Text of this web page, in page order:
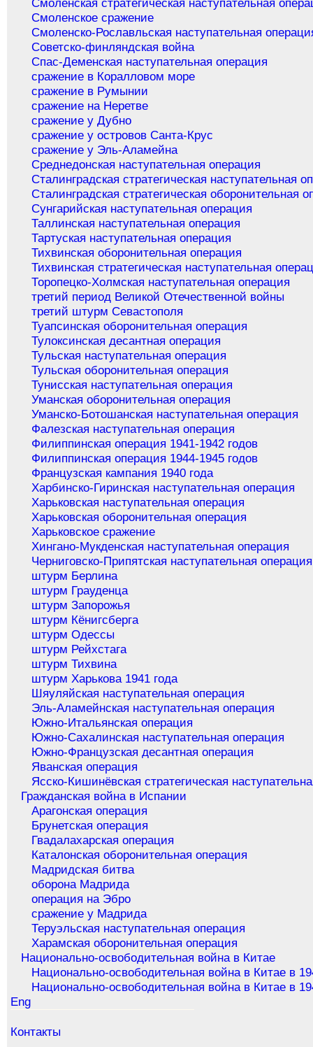
Смоленская стратегическая наступательная
Смоленское сражение
Смоленско-Рославльская наступательная
Советско-финляндская война
Спас-Деменская наступательная операция
сражение в Коралловом море
сражение в Румынии
сражение на Неретве
сражение у Дубно
сражение у островов Санта-Крус
сражение у Эль-Аламейна
Среднедонская наступательная операция
Сталинградская стратегическая наступательная
Сталинградская стратегическая оборонительная
Сунгарийская наступательная операция
Таллинская наступательная операция
Тартуская наступательная операция
Тихвинская оборонительная операция
Тихвинская стратегическая наступательная
Торопецко-Холмская наступательная операция
третий период Великой Отечественной войны
третий штурм Севастополя
Туапсинская оборонительная операция
Тулоксинская десантная операция
Тульская наступательная операция
Тульская оборонительная операция
Тунисская наступательная операция
Уманская оборонительная операция
Уманско-Ботошанская наступательная операция
Фалезская наступательная операция
Филиппинская операция 1941-1942 годов
Филиппинская операция 1944-1945 годов
Французская кампания 1940 года
Харбинско-Гиринская наступательная операция
Харьковская наступательная операция
Харьковская оборонительная операция
Харьковское сражение
Хингано-Мукденская наступательная операция
Черниговско-Припятская наступательная операция
штурм Берлина
штурм Грауденца
штурм Запорожья
штурм Кёнигсберга
штурм Одессы
штурм Рейхстага
штурм Тихвина
штурм Харькова 1941 года
Шяуляйская наступательная операция
Эль-Аламейнская наступательная операция
Южно-Итальянская операция
Южно-Сахалинская наступательная операция
Южно-Французская десантная операция
Яванская операция
Ясско-Кишинёвская стратегическая
Гражданская война в Испании
Арагонская операция
Брунетская операция
Гвадалахарская операция
Каталонская оборонительная операция
Мадридская битва
оборона Мадрида
операция на Эбро
сражение у Мадрида
Теруэльская наступательная операция
Харамская оборонительная операция
Национально-освободительная война в Китае
Национально-освободительная война в Китае в
Национально-освободительная война в Китае в
Eng
Контакты